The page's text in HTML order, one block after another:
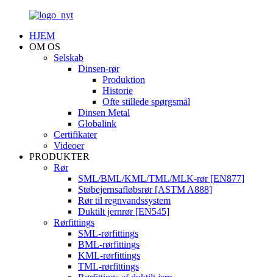
HJEM
OM OS
Selskab
Dinsen-rør
Produktion
Historie
Ofte stillede spørgsmål
Dinsen Metal
Globalink
Certifikater
Videoer
PRODUKTER
Rør
SML/BML/KML/TML/MLK-rør [EN877]
Støbejernsafløbsrør [ASTM A888]
Rør til regnvandssystem
Duktilt jernrør [EN545]
Rørfittings
SML-rørfittings
BML-rørfittings
KML-rørfittings
TML-rørfittings